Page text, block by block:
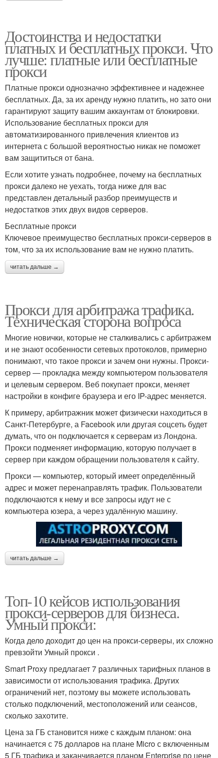
Достоинства и недостатки
платных и бесплатных прокси. Что
лучше: платные или бесплатные
прокси
Платные прокси однозначно эффективнее и надежнее
бесплатных. Да, за их аренду нужно платить, но зато они
гарантируют защиту вашим аккаунтам от блокировки.
Использование бесплатных прокси для
автоматизированного привлечения клиентов из
интернета с большой вероятностью никак не поможет
вам защититься от бана.
Если хотите узнать подробнее, почему на бесплатных
прокси далеко не уехать, тогда ниже для вас
представлен детальный разбор преимуществ и
недостатков этих двух видов серверов.
Бесплатные прокси
Ключевое преимущество бесплатных прокси-серверов в
том, что за их использование вам не нужно платить.
читать дальше →
Прокси для арбитража трафика.
Техническая сторона вопроса
Многие новички, которые не сталкивались с арбитражем
и не знают особенности сетевых протоколов, примерно
понимают, что такое прокси и зачем они нужны. Прокси-
сервер — прокладка между компьютером пользователя
и целевым сервером. Веб покупает прокси, меняет
настройки в конфиге браузера и его IP-адрес меняется.
К примеру, арбитражник может физически находиться в
Санкт-Петербурге, а Facebook или другая соцсеть будет
думать, что он подключается к серверам из Лондона.
Прокси подменяет информацию, которую получает в
сервер при каждом обращении пользователя к сайту.
Прокси — компьютер, который имеет определённый
адрес и может перенаправлять трафик. Пользователи
подключаются к нему и все запросы идут не с
компьютера юзера, а через удалённую машину.
читать дальше →
Топ-10 кейсов использования
прокси-серверов для бизнеса.
Умный прокси:
Когда дело доходит до цен на прокси-серверы, их сложно
превзойти Умный прокси .
Smart Proxy предлагает 7 различных тарифных планов в
зависимости от использования трафика. Других
ограничений нет, поэтому вы можете использовать
столько подключений, местоположений или сеансов,
сколько захотите.
Цена за ГБ становится ниже с каждым планом: она
начинается с 75 долларов на плане Micro с включенным
5 ГБ трафика и заканчивается планом Enterprise по цене